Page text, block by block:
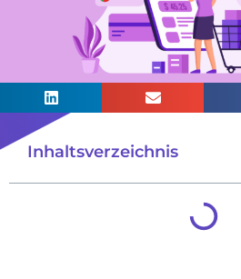
Inhaltsverzeichnis